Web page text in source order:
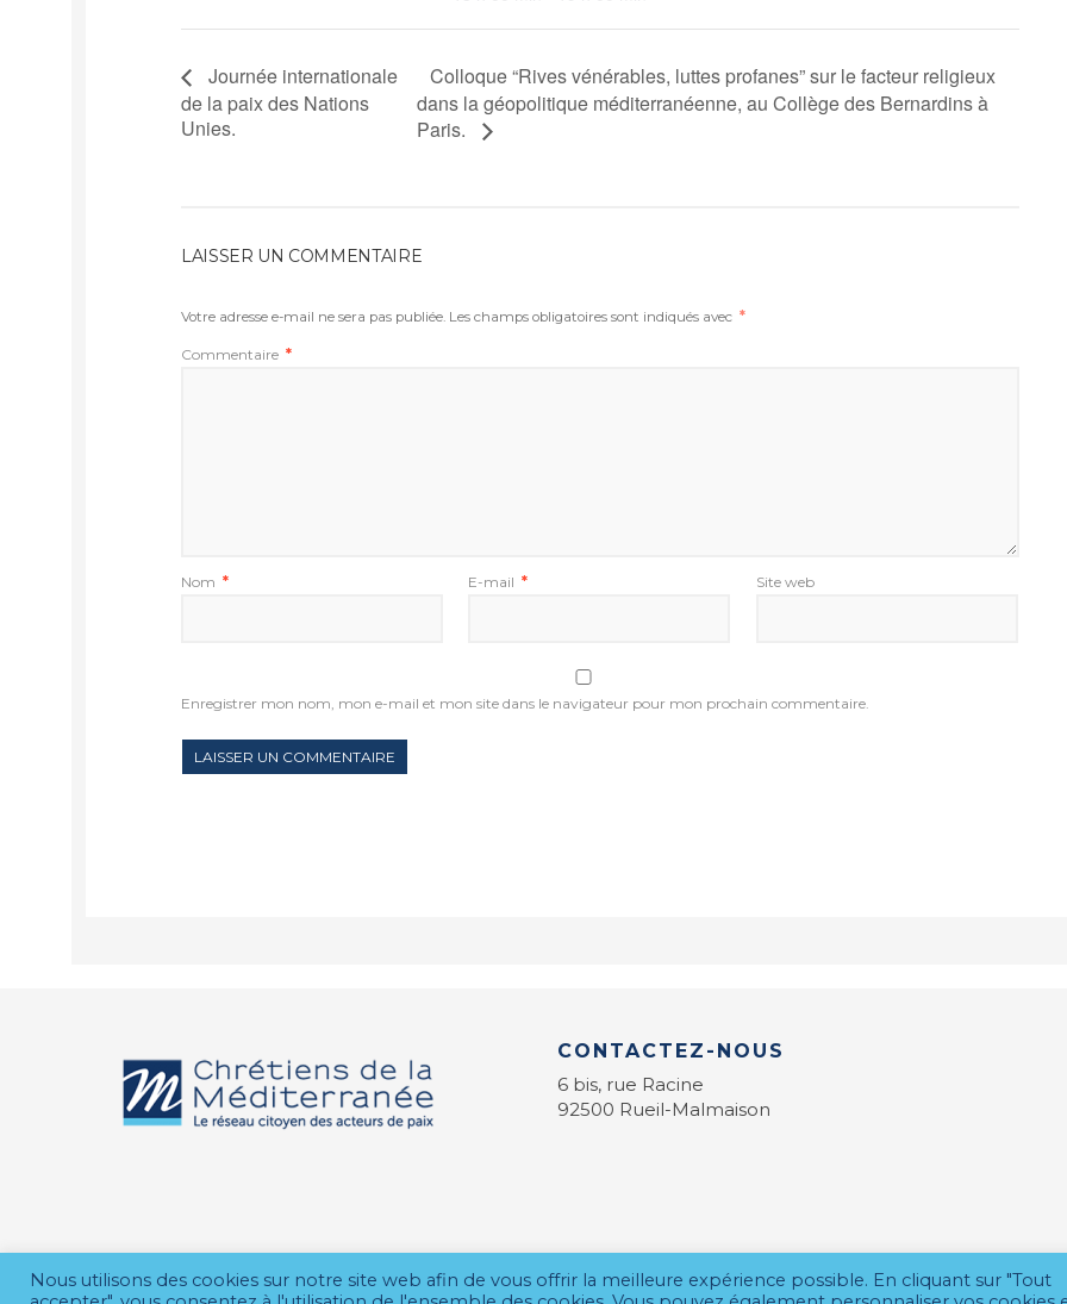
Journée internationale
de la paix des Nations
Unies.
Colloque “Rives vénérables, luttes profanes” sur le facteur religieux
dans la géopolitique méditerranéenne, au Collège des Bernardins à
Paris.
LAISSER UN COMMENTAIRE
Votre adresse e-mail ne sera pas publiée. Les champs obligatoires sont indiqués avec *
Commentaire *
Nom * E-mail * Site web
Enregistrer mon nom, mon e-mail et mon site dans le navigateur pour mon prochain commentaire.
CONTACTEZ-NOUS
6 bis, rue Racine
92500 Rueil-Malmaison
Nous utilisons des cookies sur notre site web afin de vous offrir la meilleure expérience possible. En cliquant sur "Tout